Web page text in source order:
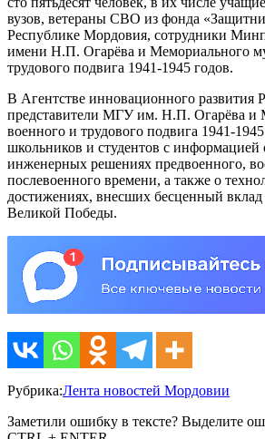
вузов, ветераны СВО из фонда
Республике Мордовия, сотрудники
имени Н.П. Огарёва и Мемориального
трудового подвига 1941-1945 годов.
В Агентстве инновационного развития
представители МГУ им. Н.П. Огарёва и
военного и трудового подвига 1941-
школьников и студентов с информацией
инженерных решениях предвоенного,
послевоенного времени, а также о
достижениях, внесших бесценный вклад
Великой Победы.
Рубрика:Лента новостей Мордовии
Заметили ошибку в тексте? Выделите